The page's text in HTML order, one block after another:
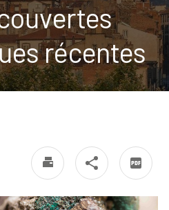
récentes